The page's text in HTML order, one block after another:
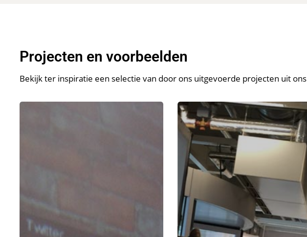
Projecten en voorbeelden
Bekijk ter inspiratie een selectie van door ons uitgevoerde projecten uit ons
Direct
Graffiti-
workshops